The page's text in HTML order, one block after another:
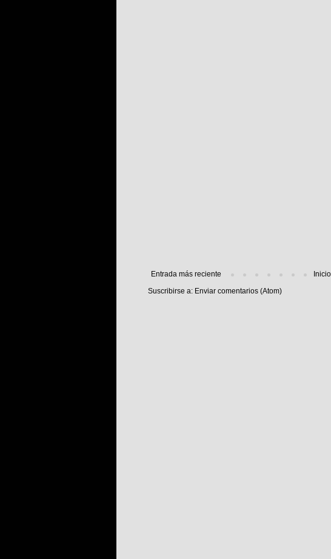
Entrada más reciente
Inicio
Suscribirse a: Enviar comentarios (Atom)